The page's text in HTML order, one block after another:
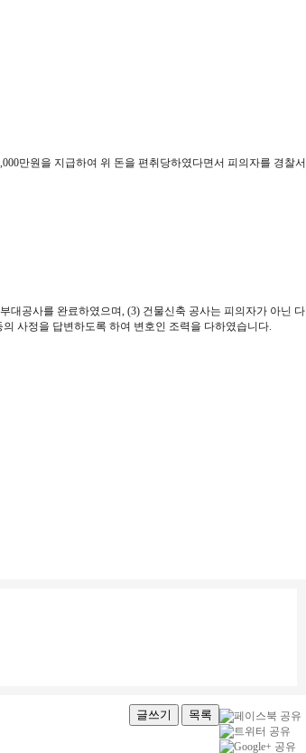
만원을 지급하여 위 돈을 편취당하였다면서 피의자를 경찰서
대공사를 완료하였으며, (3) 건물신축 공사는 피의자가 아닌 다
사정을 답변하도록 하여 변호인 조력을 다하였습니다.
글쓰기 목록